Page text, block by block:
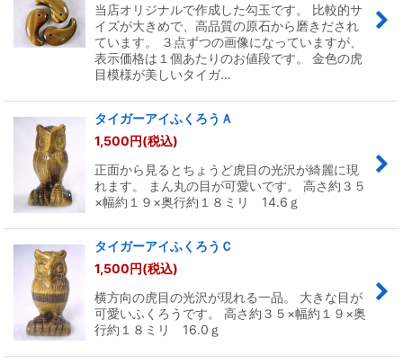
当店オリジナルで作成した勾玉です。 比較的サ
イズが大きめで、高品質の原石から磨きだされ
ています。 ３点ずつの画像になっていますが、
表示価格は１個あたりのお値段です。 金色の虎
目模様が美しいタイガ…
タイガーアイふくろうＡ
1,500円(税込)
正面から見るとちょうど虎目の光沢が綺麗に現
れます。 まん丸の目が可愛いです。 高さ約３５
×幅約１９×奥行約１８ミリ 14.6ｇ
タイガーアイふくろうＣ
1,500円(税込)
横方向の虎目の光沢が現れる一品。 大きな目が
可愛いふくろうです。 高さ約３５×幅約１９×奥
行約１８ミリ 16.0ｇ